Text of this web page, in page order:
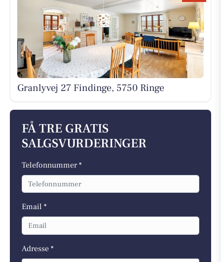
Granlyvej 27 Findinge, 5750 Ringe
FÅ TRE GRATIS
SALGSVURDERINGER
Telefonnummer *
Email *
Adresse *